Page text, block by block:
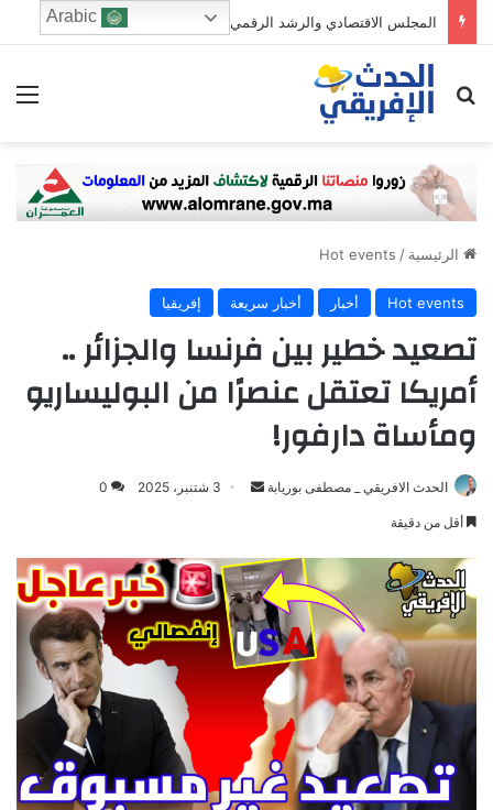
المجلس الاقتصادي والرشد الرقمي: من يحرس الطفولة في زمن الخوارزميات؟
ابحث عن
الرئيسية /
Hot events
Hot events أخبار أخبار سريعة إفريقيا
تصعيد خطير بين فرنسا والجزائر ..
أمريكا تعتقل عنصرًا من البوليساريو
ومأساة دارفور!
الحدث الافريقي _ مصطفى بوريابة
Send 3 شتنبر، 2025 0
أقل من دقيقة
Arabic